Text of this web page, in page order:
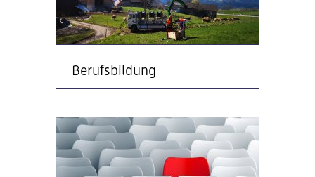
Berufsbildung